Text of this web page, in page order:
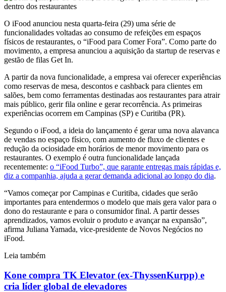
O iFood anunciou nesta quarta-feira (29) uma série de
funcionalidades voltadas ao consumo de refeições em espaços
físicos de restaurantes, o “iFood para Comer Fora”. Como parte do
movimento, a empresa anunciou a aquisição da startup de reservas e
gestão de filas Get In.
A partir da nova funcionalidade, a empresa vai oferecer experiências
como reservas de mesa, descontos e cashback para clientes em
salões, bem como ferramentas destinadas aos restaurantes para atrair
mais público, gerir fila online e gerar recorrência. As primeiras
experiências ocorrem em Campinas (SP) e Curitiba (PR).
Segundo o iFood, a ideia do lançamento é gerar uma nova alavanca
de vendas no espaço físico, com aumento de fluxo de clientes e
redução da ociosidade em horários de menor movimento para os
restaurantes. O exemplo é outra funcionalidade lançada
recentemente: o “iFood Turbo”, que garante entregas mais rápidas e,
diz a companhia, ajuda a gerar demanda adicional ao longo do dia.
“Vamos começar por Campinas e Curitiba, cidades que serão
importantes para entendermos o modelo que mais gera valor para o
dono do restaurante e para o consumidor final. A partir desses
aprendizados, vamos evoluir o produto e avançar na expansão”,
afirma Juliana Yamada, vice-presidente de Novos Negócios no
iFood.
Leia também
Kone compra TK Elevator (ex-ThyssenKurpp) e
cria líder global de elevadores